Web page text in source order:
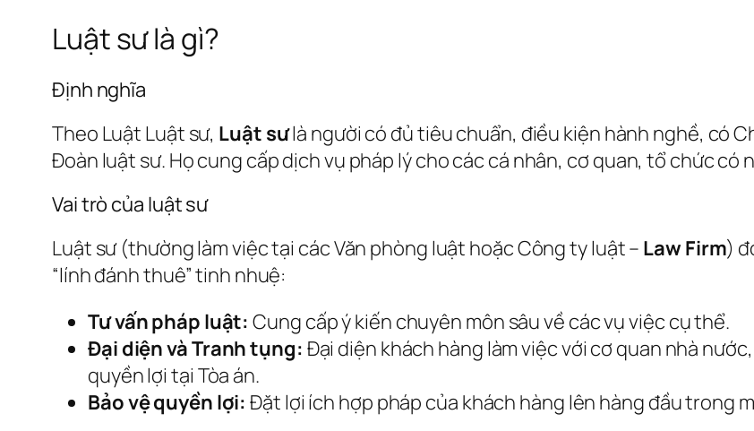
Luật sư là gì?
Định nghĩa
Theo Luật Luật sư, Luật sưlà người có đủ tiêu chuẩn, điều kiện hành nghề, có
Đoàn luật sư. Họ cung cấp dịch vụ pháp lý cho các cá nhân, cơ quan, tổ chức có
Vai trò của luật sư
Luật sư (thường làm việc tại các Văn phòng luật hoặc Công ty luật – Law Firm)
“lính đánh thuê” tinh nhuệ:
Tư vấn pháp luật: Cung cấp ý kiến chuyên môn sâu về các vụ việc cụ thể.
Đại diện và Tranh tụng: Đại diện khách hàng làm việc với cơ quan nhà
quyền lợi tại Tòa án.
Bảo vệ quyền lợi: Đặt lợi ích hợp pháp của khách hàng lên hàng đầu trong